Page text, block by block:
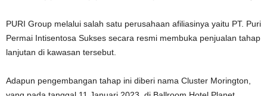
PURI Group melalui salah satu perusahaan afiliasinya yaitu PT. Puri
Permai Intisentosa Sukses secara resmi membuka penjualan tahap
lanjutan di kawasan tersebut.
Adapun pengembangan tahap ini diberi nama Cluster Morington,